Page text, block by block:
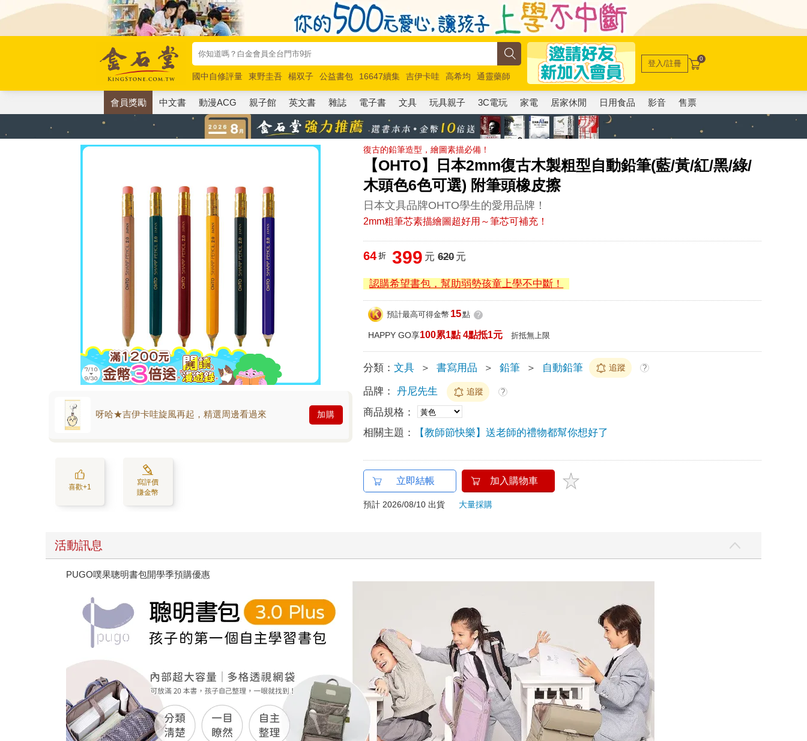
國中自修評量 東野圭吾 楊双子 公益書包 16647續集 吉伊卡哇 高希均
通靈藥師
唯紅花綻放
奧德賽 路邊攤新作 馬斯克 玩具總動員5 超慢跑
登入/註冊 0
會員獎勵 中文書 動漫ACG 親子館 英文書 雜誌 電子書 文具 玩具親子 3C電玩 家電 居家休閒 日用食品 影音 售票
復古的鉛筆造型，繪圖素描必備！
【OHTO】日本2mm復古木製粗型自動鉛筆(藍/黃/紅/黑/綠/
木頭色6色可選) 附筆頭橡皮擦
日本文具品牌OHTO學生的愛用品牌！
2mm粗筆芯素描繪圖超好用～筆芯可補充！
呀哈★吉伊卡哇旋風再起，精選周邊看過來 加購
喜歡+1
寫評價
賺金幣
64 折 399 元 620元
認購希望書包，幫助弱勢孩童上學不中斷！
預計最高可得金幣 15點 ?
HAPPY GO享100累1點 4點抵1元 折抵無上限
分類：文具 ＞ 書寫用品 ＞ 鉛筆 ＞ 自動鉛筆 追蹤 ?
品牌： 丹尼先生 追蹤 ?
商品規格：
相關主題：
【教師節快樂】送老師的禮物都幫你想好了
立即結帳 加入購物車
預計 2026/08/10 出貨 大量採購
活動訊息
PUGO噗果聰明書包開學季預購優惠